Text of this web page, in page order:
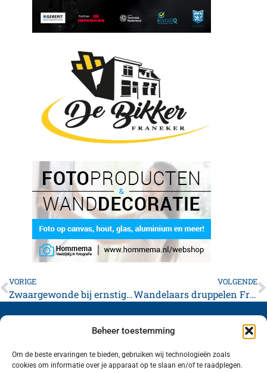
Beheer toestemming
Om de beste ervaringen te bieden, gebruiken wij technologieën zoals
cookies om informatie over je apparaat op te slaan en/of te raadplegen.
VORIGE
Zwaargewonde bij ernstige botsing tussen lijnbus en auto op N393
VOLGENDE
Wandelaars druppelen Franeker binnen: Sfeer en prima wandelweer op dag drie